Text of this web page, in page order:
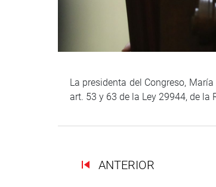
La presidenta del Congreso,
art. 53 y 63 de la Ley 29944, de
ANTERIOR